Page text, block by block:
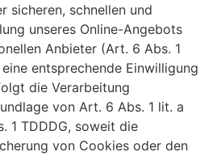
sicheren, schnellen und
unseres Online-Angebots
Anbieter (Art. 6 Abs. 1
entsprechende Einwilligung
die Verarbeitung
von Art. 6 Abs. 1 lit. a
1 TDDDG, soweit die
von Cookies oder den